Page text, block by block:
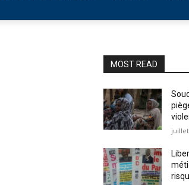
MOST READ
juillet